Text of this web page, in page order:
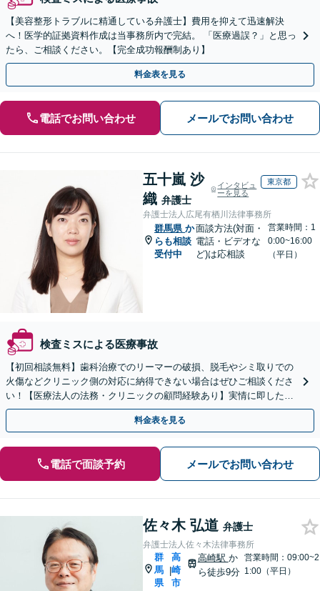
【美容整形トラブルに精通している弁護士】費用を抑えて迅速解決
へ！医学的証拠資料作成は当事務所内で完結。 「医療過誤？」と思っ
たら、ご相談ください。【完全成功報酬制あり】
料金表を見る
電話でお問い合わせ メールでお問い合わせ
五十嵐 沙
織 弁護士
インタビュ
ーを見る
東京都
弁護士法人広尾有栖川法律事務所
群馬県 か
らも相談
受付中
面談方法(対面・
電話・ビデオな
ど)は応相談
営業時間：1
0:00~16:00
（平日）
検査ミスによる医療事故
【初回相談無料】歯科治療でのリーマーの破損、脱毛やシミ取りでの
火傷などクリニック側の対応に納得できない場合はぜひご相談くださ
い！【医療法人の法務・クリニックの顧問経験あり】実情に即したア
ドバイスで、納得のできるトラブルの解決を目指します。
料金表を見る
電話で面談予約 メールでお問い合わせ
佐々木 弘道 弁護士
弁護士法人佐々木法律事務所
群
馬
県
|
高
崎
市
高崎駅 か
ら徒歩9分
営業時間：09:00~2
1:00（平日）